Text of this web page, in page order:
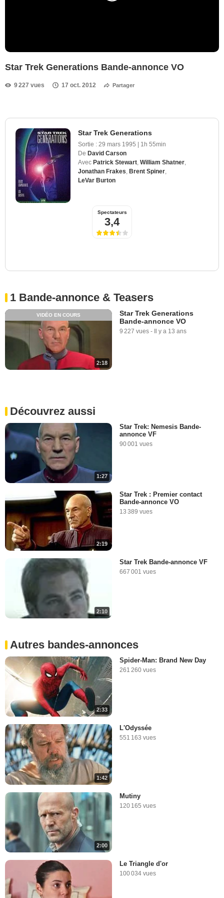
Star Trek Generations Bande-annonce VO
9 227 vues 17 oct. 2012 Partager
Star Trek Generations
Sortie : 29 mars 1995 | 1h 55min
De David Carson
Avec Patrick Stewart William Shatner
Jonathan Frakes Brent Spiner
LeVar Burton
Spectateurs
3,4
1 Bande-annonce & Teasers
2:18
VIDÉO EN COURS
Star Trek Generations
Bande-annonce VO
9 227 vues - Il y a 13 ans
Découvrez aussi
1:27
Star Trek: Nemesis Bande-
annonce VF
90 001 vues
2:19
Star Trek : Premier contact
Bande-annonce VO
13 389 vues
2:10
Star Trek Bande-annonce VF
667 001 vues
Autres bandes-annonces
2:33
Spider-Man: Brand New Day
261 260 vues
1:42
L'Odyssée
551 163 vues
2:00
Mutiny
120 165 vues
Le Triangle d'or
100 034 vues